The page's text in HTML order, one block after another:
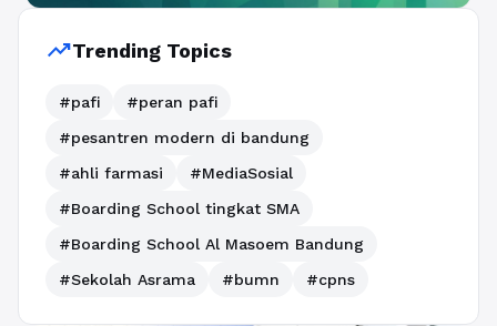
trending_upTrending Topics
#pafi
#peran pafi
#pesantren modern di bandung
#ahli farmasi
#MediaSosial
#Boarding School tingkat SMA
#Boarding School Al Masoem Bandung
#Sekolah Asrama
#bumn #cpns